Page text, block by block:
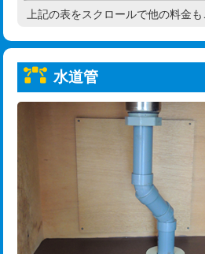
給水管工事※（塩ビ管（VP・HI）使
給水管工事※（ライニング鋼管・銅
管・ポリ管・HT管使用/3ｍまで)
給水管工事※（ライニング鋼管・銅
管・ポリ管・HT管使用/3ｍ超え)
排水管工事（土の掘削・埋め戻し作
排水管工事（排水管工事/3ｍまで）
排水管工事（追加 排水管工事/3ｍ超
高度高圧洗浄換
トーラー機使用/3mまで
追加トーラー機使用/3m超え
止水・漏水調査・防水処理・清掃・修
理・調整・分解・加工など（軽作業）
上記の表をスクロールで他の料金も
水道管